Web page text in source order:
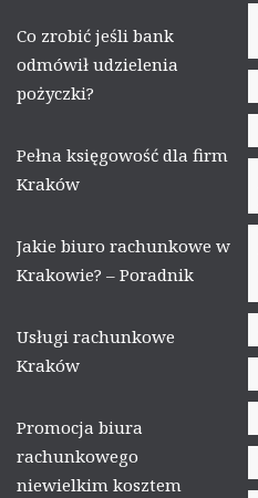
Co zrobić jeśli bank
odmówił udzielenia
pożyczki?
Pełna księgowość dla firm
Kraków
Jakie biuro rachunkowe w
Krakowie? – Poradnik
Usługi rachunkowe
Kraków
Promocja biura
rachunkowego
niewielkim kosztem